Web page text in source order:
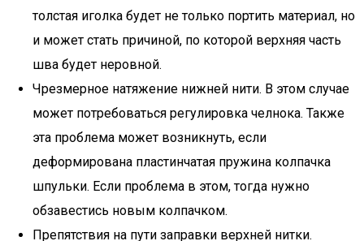
толстая иголка будет не только портить материал, но
и может стать причиной, по которой верхняя часть
шва будет неровной.
Чрезмерное натяжение нижней нити. В этом случае
может потребоваться регулировка челнока. Также
эта проблема может возникнуть, если
деформирована пластинчатая пружина колпачка
шпульки. Если проблема в этом, тогда нужно
обзавестись новым колпачком.
Препятствия на пути заправки верхней нитки.